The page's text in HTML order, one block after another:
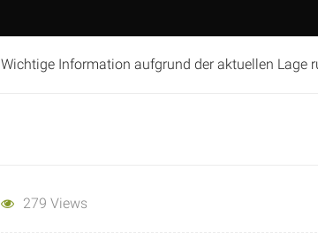
Wichtige Information aufgrund der aktuellen Lage
279 Views